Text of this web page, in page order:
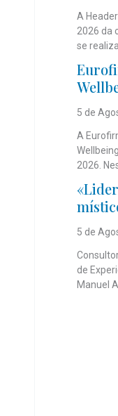
A
2026 da
se
5 de
A
2026.
5 de
de
Manuel